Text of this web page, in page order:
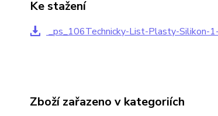
Ke stažení
_ps_106Technicky-List-Plasty-Silikon-
Zboží zařazeno v kategoriích